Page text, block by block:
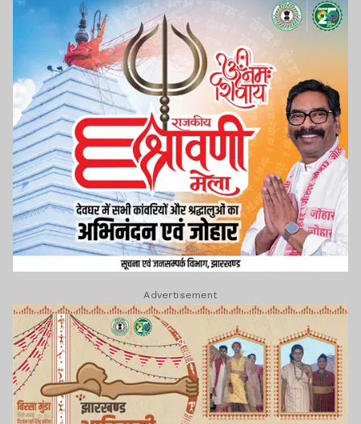
Advertisement